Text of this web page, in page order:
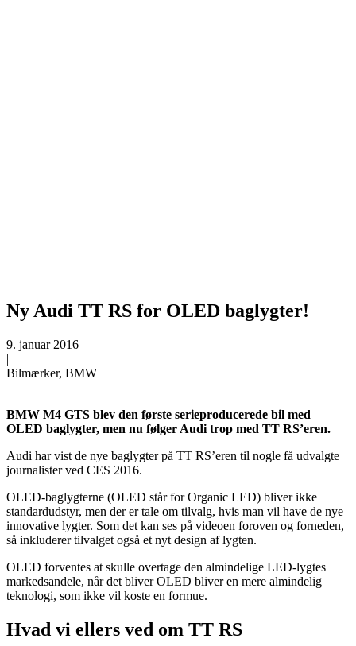
Ny Audi TT RS for OLED baglygter!
9. januar 2016
|
Bilmærker, BMW
BMW M4 GTS blev den første serieproducerede bil med
OLED baglygter, men nu følger Audi trop med TT RS’eren.
Audi har vist de nye baglygter på TT RS’eren til nogle få udvalgte
journalister ved CES 2016.
OLED-baglygterne (OLED står for Organic LED) bliver ikke
standardudstyr, men der er tale om tilvalg, hvis man vil have de nye
innovative lygter. Som det kan ses på videoen foroven og forneden,
så inkluderer tilvalget også et nyt design af lygten.
OLED forventes at skulle overtage den almindelige LED-lygtes
markedsandele, når det bliver OLED bliver en mere almindelig
teknologi, som ikke vil koste en formue.
Hvad vi ellers ved om TT RS